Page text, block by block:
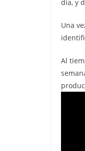
día, y
Una
Al